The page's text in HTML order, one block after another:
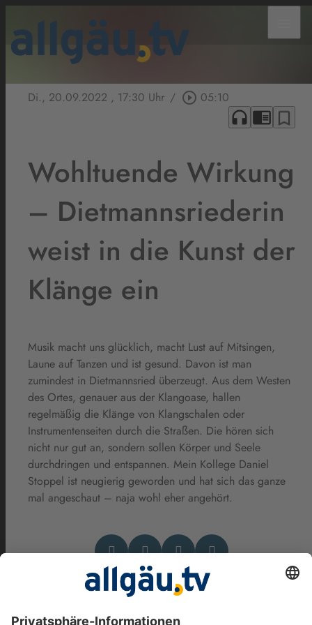
Di., 20.09.2022 , 17:30 Uhr / play_circle_outline 05:10
headphones chrome_reader_mode bookmark_border
Wohltuende Wirkung
– Dietmannsriederin
weist in die Kunst der
Klänge ein
Musik macht uns glücklich, macht Lust auf Mitsingen,
Laune auf Tanzen und ist gesund. Davon ist man
zumindest in Dietmannsried überzeugt. Aus dem Westen
des Ortes, genauer aus der Klangoase, hallen
regelmäßig die Klänge von Klangschalen oder
Instrumentenseiten durch die Straßen. Die hören sich
nicht nur gut an, sondern sollen Körper und Seele
durchdringen und entspannen. Mein Kollege Daniel
Stoppel ist neugierig geworden und hat sich das ganze
mal angeschaut – naja wohl eher angehört.